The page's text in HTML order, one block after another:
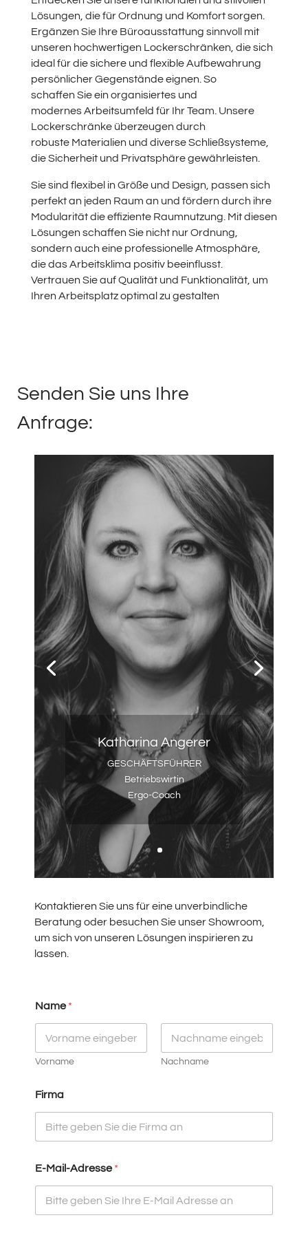
Lösungen, die für Ordnung und Komfort sorgen.
Ergänzen SieIhre Büroausstattung sinnvoll
mit
unseren hochwertigen Lockerschränken, diesich
ideal fürdie sichere und flexible Aufbewahrung
persön licher Gegenständeeignen. So
schaffen Sie ein organisiertes und
modernesArbeitsumfeld für Ihr Team. Unsere
Lockerschränke überzeugen durch
robusteMaterialien und diverse Schließsysteme,
die Sicherheitund Privatsphäregewährleisten.
Sie sind flexibel in Größe und Design, passen sich
perfektan jeden Raum an und fördern durch ihre
Modularität die effiziente Raumnutzung. Mit diesen
Lösungen schaffen Sienicht nur Ordnung,
sondern auch eine professionelleAtmosphäre,
diedas Arbeitskl ima positiv beeinfl usst.
Vertrauen Sie auf Qualitätund Funktionalität, um
Ihren Arbeitsplatzoptimal zu gestalten
Senden Sie uns Ihre
Anfrage:
Johann Angerer
GESCHÄFTSFÜHRER
Ingenieur, M.Eng., B.Sc.
Mitglied der Bayerischen
Ingenieurekammer Bau
Mitglied der Bayerischen
Architektenkammer
Kontaktieren Sie uns für eine unverbindliche
Beratung oder besuchen Sie unser Showroom,
um sich von unseren Lösungen inspirieren zu
lassen.
Name*
Vorname Nachname
Firma
E-Mail-Adresse*